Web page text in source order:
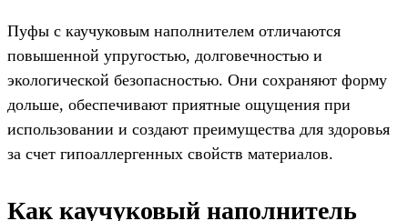
Пуфы с каучуковым наполнителем отличаются
повышенной упругостью, долговечностью и
экологической безопасностью. Они сохраняют форму
дольше, обеспечивают приятные ощущения при
использовании и создают преимущества для здоровья
за счет гипоаллергенных свойств материалов.
Как каучуковый наполнитель